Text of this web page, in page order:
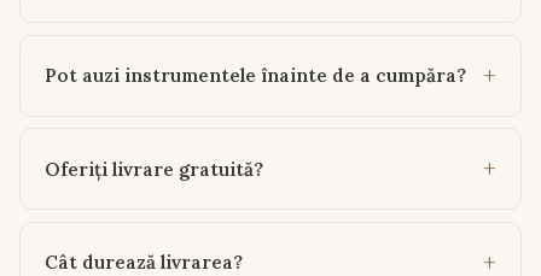
Pot auzi instrumentele înainte de a cumpăra?
Oferiți livrare gratuită?
Cât durează livrarea?